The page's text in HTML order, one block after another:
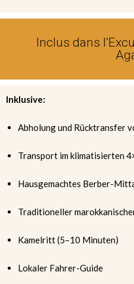
Inclus dans
Inklusive:
Abholung und Rücktransfer
Transport im klimatisierten
Hausgemachtes Berber-
Traditioneller
Kamelritt (5–10 Minuten)
Lokaler Fahrer-Guide